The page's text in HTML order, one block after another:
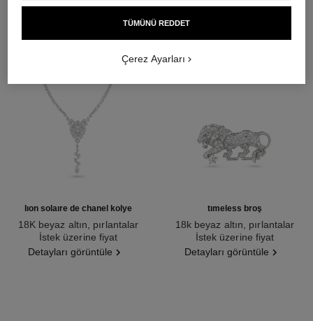
lion solaire de chanel kolye
18K beyaz altın, pırlantalar
Ref. J65377İstek üzerine fiyat
Detayları görüntüle
timeless broş
18k beyaz altın, pırlantalar
Ref. J62826İstek üzerine fiyat
Detayları görüntüle
TÜMÜNÜ REDDET
Çerez Ayarları